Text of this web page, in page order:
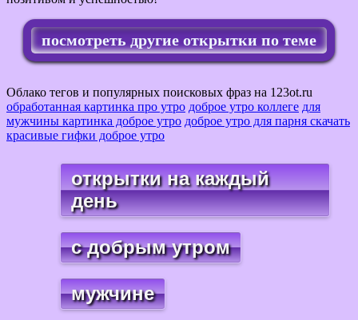
посмотреть другие открытки по теме
Облако тегов и популярных поисковых фраз на 123ot.ru
обработанная картинка про утро доброе утро коллеге для
мужчины картинка доброе утро доброе утро для парня скачать
красивые гифки доброе утро
открытки на каждый
день
с добрым утром
мужчине